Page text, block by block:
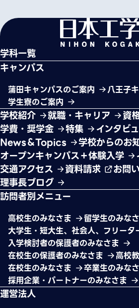
学科一覧
キャンパス
蒲田キャンパスのご案内
八王子
学生寮のご案内
学校紹介 就職・キャリア 資
学費・奨学金
特集
インタビ
News＆Topics
学校からのお
オープンキャンパス＋体験入学
交通アクセス
資料請求
お問
理事長ブログ
訪問者別メニュー
高校生のみなさま
留学生のみな
大学生・短大生、社会人、フリータ
入学検討者の保護者のみなさま
在校生の保護者のみなさま
高校
在校生のみなさま
卒業生のみな
採用企業・パートナーのみなさま
運営法人